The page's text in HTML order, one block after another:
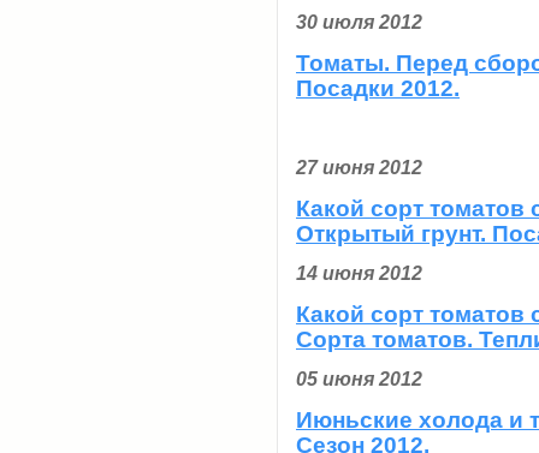
30 июля 2012
Томаты. Перед
Посадки 2012.
27 июня 2012
Какой сорт
Открытый грунт.
14 июня 2012
Какой сорт
Сорта томатов.
05 июня 2012
Июньские холода и
Сезон 2012.